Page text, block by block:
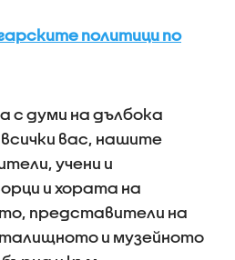
политици по
с думи на дълбока
вас, нашите
учени и
и хората на
представители на
и музейното